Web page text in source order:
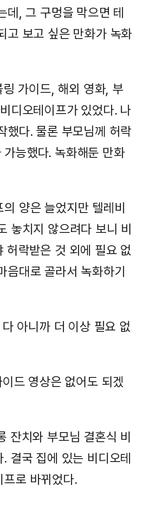
데, 그 구멍을 막으면 테
고 보고 싶은 만화가 녹화
가이드, 해외 영화, 부
디오테이프가 있었다. 나
했다. 물론 부모님께 허락
능했다. 녹화해둔 만화
양은 늘었지만 텔레비
놓치지 않으려다 보니 비
허락받은 것 외에 필요 없
대로 골라서 녹화하기
아니까 더 이상 필요 없
드 영상은 없어도 되겠
잔치와 부모님 결혼식 비
결국 집에 있는 비디오테
로 바뀌었다.